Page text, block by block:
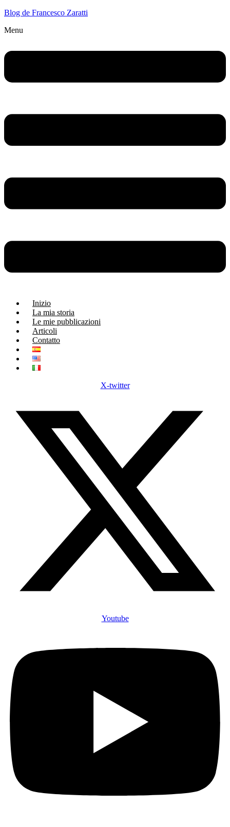
Blog de Francesco Zaratti
Menu
Inizio
La mia storia
Le mie pubblicazioni
Articoli
Contatto
X-twitter
Youtube